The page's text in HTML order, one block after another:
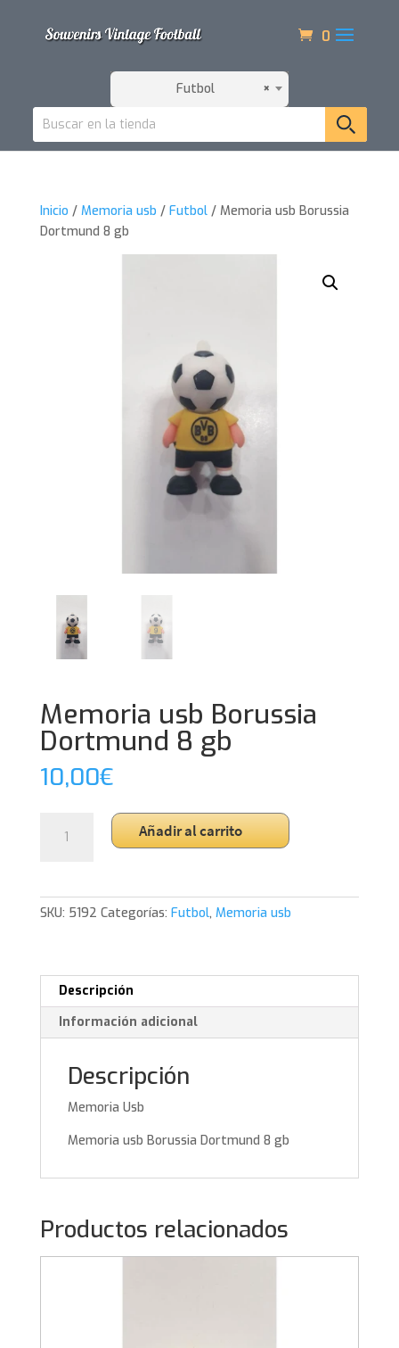
0
×
Futbol
Inicio / Memoria usb / Futbol/ Memoria usb Borussia
Dortmund 8 gb
Memoria usb Borussia
Dortmund 8 gb
10,00€
8
Añadir al carrito
SKU: 5192 Categorías: Futbol, Memoria usb
Descripción
Información adicional
Descripción
Memoria Usb
Memoria usb Borussia Dortmund 8 gb
Productos relacionados